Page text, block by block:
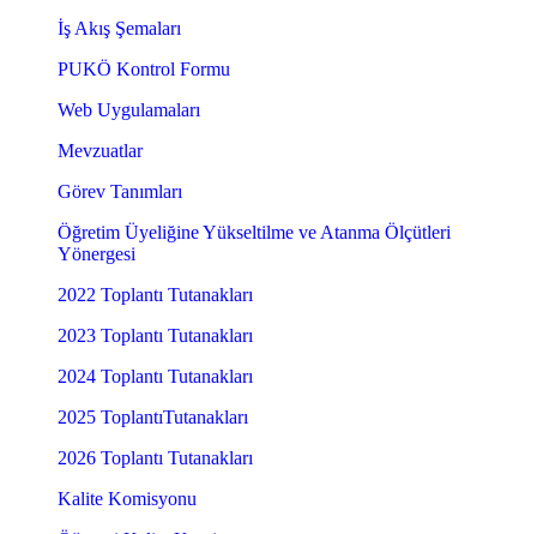
İş Akış Şemaları
PUKÖ Kontrol Formu
Web Uygulamaları
Mevzuatlar
Görev Tanımları
Öğretim Üyeliğine Yükseltilme ve Atanma Ölçütleri
Yönergesi
2022 Toplantı Tutanakları
2023 Toplantı Tutanakları
2024 Toplantı Tutanakları
2025 ToplantıTutanakları
2026 Toplantı Tutanakları
Kalite Komisyonu